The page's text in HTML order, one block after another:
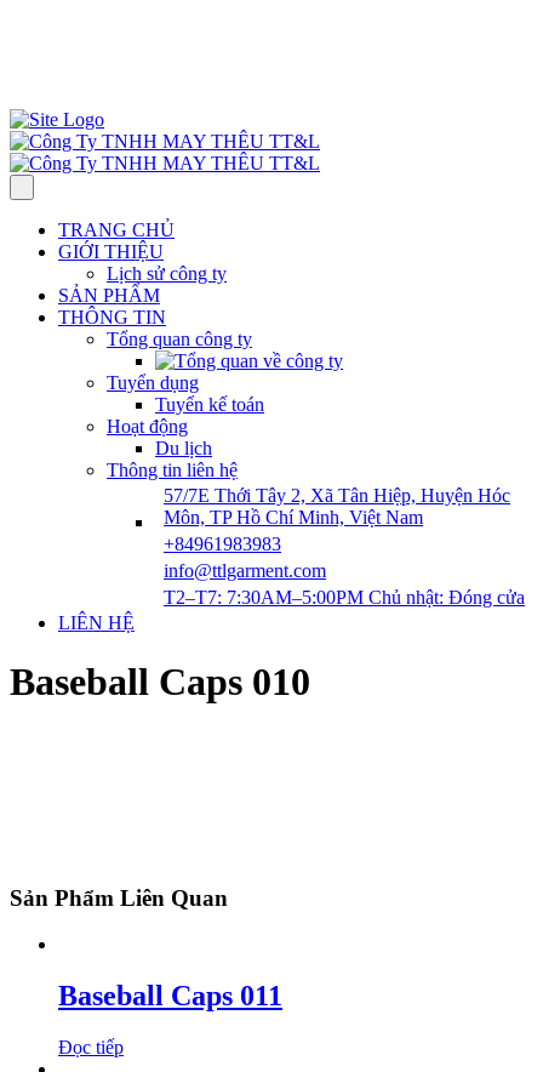
TRANG CHỦ
GIỚI THIỆU
Lịch sử công ty
SẢN PHẨM
THÔNG TIN
Tổng quan công ty
Tuyển dụng
Tuyển kế toán
Hoạt động
Du lịch
Thông tin liên hệ
57/7E Thới Tây 2, Xã Tân Hiệp, Huyện Hóc
Môn, TP Hồ Chí Minh, Việt Nam
+84961983983
info@ttlgarment.com
T2–T7: 7:30AM–5:00PM Chủ nhật: Đóng cửa
LIÊN HỆ
Baseball Caps 010
Sản Phẩm Liên Quan
Baseball Caps 011
Đọc tiếp